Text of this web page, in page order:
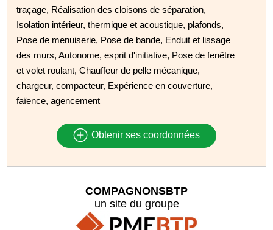
traçage, Réalisation des cloisons de séparation,
Isolation intérieur, thermique et acoustique, plafonds,
Pose de menuiserie, Pose de bande, Enduit et lissage
des murs, Autonome, esprit d'initiative, Pose de fenêtre
et volet roulant, Chauffeur de pelle mécanique,
chargeur, compacteur, Expérience en couverture,
faïence, agencement
Obtenir ses coordonnées
COMPAGNONSBTP
un site du groupe